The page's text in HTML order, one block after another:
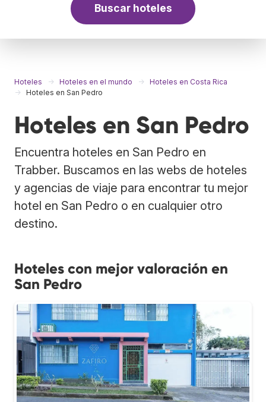
Buscar hoteles
Hoteles Hoteles en el mundo
Hoteles en Costa Rica
Hoteles en San Pedro
Hoteles en San Pedro
Encuentra hoteles en San Pedro en
Trabber. Buscamos en las webs de hoteles
y agencias de viaje para encontrar tu mejor
hotel en San Pedro o en cualquier otro
destino.
Hoteles con mejor valoración en
San Pedro